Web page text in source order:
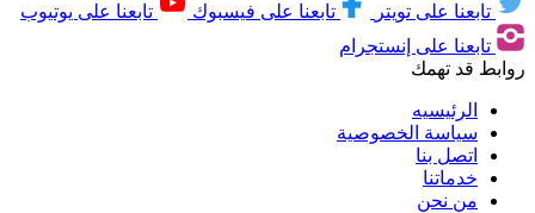
تابعنا على تويتر تابعنا على فيسبوك
تابعنا على يوتيوب
تابعنا على إنستجرام
روابط قد تهمك
الرئيسيه
سياسة الخصوصية
اتصل بنا
خدماتنا
من نحن